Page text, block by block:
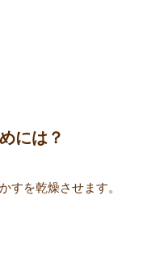
には？
すを乾燥させます。